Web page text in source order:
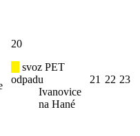
20
svoz PET
odpadu
Ivanovice
na Hané
21 22 23